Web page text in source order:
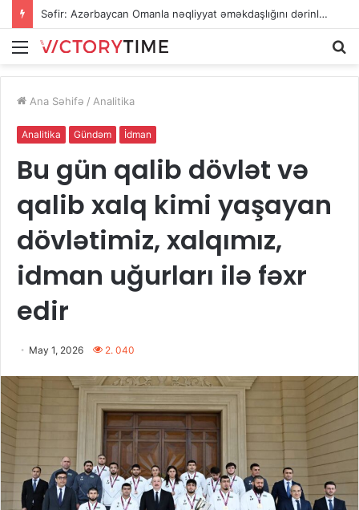
Səfir: Azərbaycan Omanla nəqliyyat əməkdaşlığını dərinləşdirməyə hazırdır
Menu
Ana Səhifə / Analitika
Analitika Gündəm İdman
Bu gün qalib dövlət və
qalib xalq kimi yaşayan
dövlətimiz, xalqımız,
idman uğurları ilə fəxr
edir
May 1, 2026 2. 040